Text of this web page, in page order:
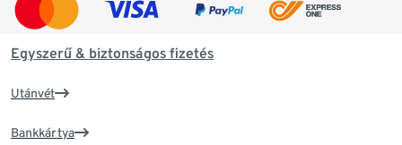
Egyszerű & biztonságos fizetés
Utánvét
Bankkártya